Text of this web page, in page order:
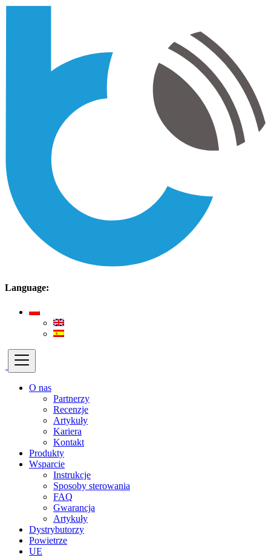
Language:
O nas
Partnerzy
Recenzje
Artykuły
Kariera
Kontakt
Produkty
Wsparcie
Instrukcje
Sposoby sterowania
FAQ
Gwarancja
Artykuły
Dystrybutorzy
Powietrze
UE